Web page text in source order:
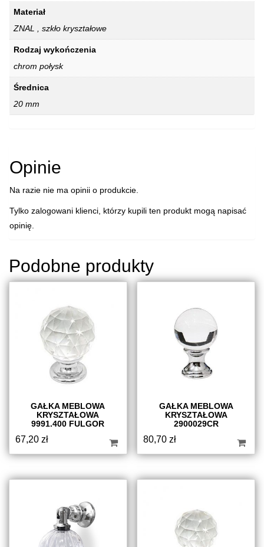
Materiał
ZNAL , szkło kryształowe
Rodzaj wykończenia
chrom połysk
Średnica
20 mm
Opinie
Na razie nie ma opinii o produkcie.
Tylko zalogowani klienci, którzy kupili ten produkt mogą napisać
opinię.
Podobne produkty
GAŁKA MEBLOWA
KRYSZTAŁOWA
9991.400 FULGOR
67,20 zł
GAŁKA MEBLOWA
KRYSZTAŁOWA
2900029CR
80,70zł